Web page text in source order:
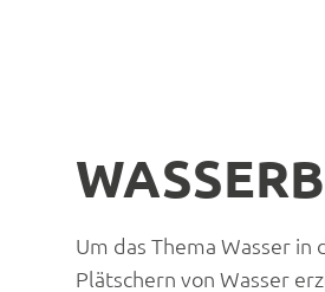
Um das Thema Wasser
Plätschern von Wasser